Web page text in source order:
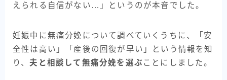
えられる自信がない…」というのが本音でした。
妊娠中に無痛分娩について調べていくうちに、「安
全性は高い」「産後の回復が早い」という情報を知
り、夫と相談して無痛分娩を選ぶ ことにしました。